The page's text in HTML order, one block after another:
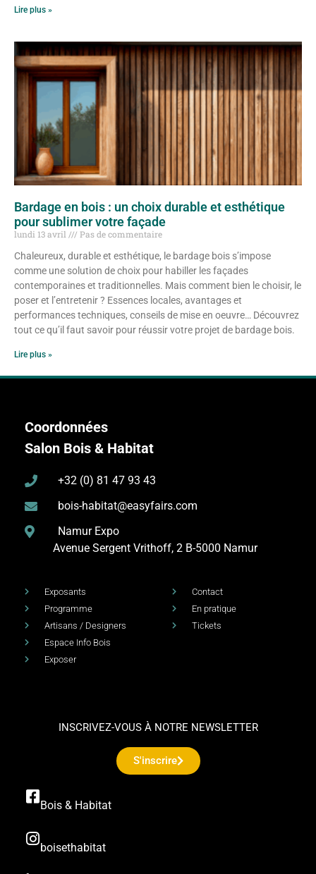
Lire plus »
Bardage en bois : un choix durable et esthétique
pour sublimer votre façade
lundi 13 avril
Pas de commentaire
Chaleureux, durable et esthétique, le bardage bois s’impose
comme une solution de choix pour habiller les façades
contemporaines et traditionnelles. Mais comment bien le choisir, le
poser et l’entretenir ? Essences locales, avantages et
performances techniques, conseils de mise en oeuvre… Découvrez
tout ce qu’il faut savoir pour réussir votre projet de bardage bois.
Lire plus »
Coordonnées
Salon Bois & Habitat
+32 (0) 81 47 93 43
bois-habitat@easyfairs.com
Namur Expo
Avenue Sergent Vrithoff, 2 B-5000 Namur
Exposants
Programme
Artisans / Designers
Espace Info Bois
Exposer
Contact
En pratique
Tickets
INSCRIVEZ-VOUS À NOTRE NEWSLETTER
S'inscrire
Bois & Habitat
boisethabitat